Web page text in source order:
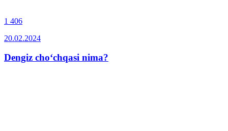
1 406
20.02.2024
Dengiz cho‘chqasi nima?